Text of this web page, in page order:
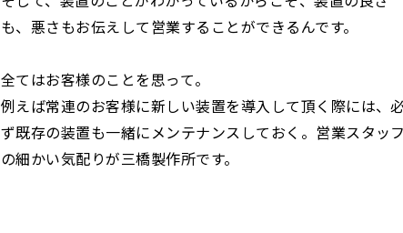
も、悪さもお伝えして営業することができるんです。
全てはお客様のことを思って。
例えば常連のお客様に新しい装置を導入して頂く際には、
ず既存の装置も一緒にメンテナンスしておく。営業スタッフ
の細かい気配りが三橋製作所です。